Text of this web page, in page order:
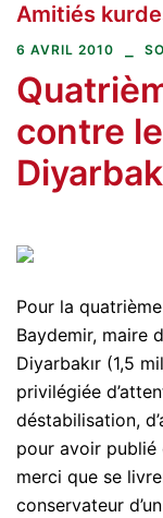
Aller
au
Amitiés
6 AVRIL 2010
contre
Pour la
Baydemir, maire
Diyarbakır (1,5
privilégiée
déstabilisation,
pour avoir publié
merci que se
conservateur